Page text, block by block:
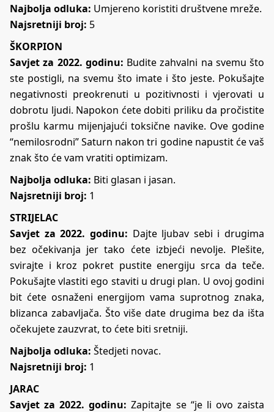
Najbolja odluka: Umjereno koristiti društvene mreže.
Najsretniji broj: 5
ŠKORPION
Savjet za 2022. godinu: Budite zahvalni na svemu što
ste postigli, na svemu što imate i što jeste. Pokušajte
negativnosti preokrenuti u pozitivnosti i vjerovati u
dobrotu ljudi. Napokon ćete dobiti priliku da pročistite
prošlu karmu mijenjajući toksične navike. Ove godine
“nemilosrodni” Saturn nakon tri godine napustit će vaš
znak što će vam vratiti optimizam.
Najbolja odluka: Biti glasan i jasan.
Najsretniji broj: 1
STRIJELAC
Savjet za 2022. godinu: Dajte ljubav sebi i drugima
bez očekivanja jer tako ćete izbjeći nevolje. Plešite,
svirajte i kroz pokret pustite energiju srca da teče.
Pokušajte vlastiti ego staviti u drugi plan. U ovoj godini
bit ćete osnaženi energijom vama suprotnog znaka,
blizanca zabavljača. Što više date drugima bez da išta
očekujete zauzvrat, to ćete biti sretniji.
Najbolja odluka: Štedjeti novac.
Najsretniji broj: 1
JARAC
Savjet za 2022. godinu: Zapitajte se “je li ovo zaista